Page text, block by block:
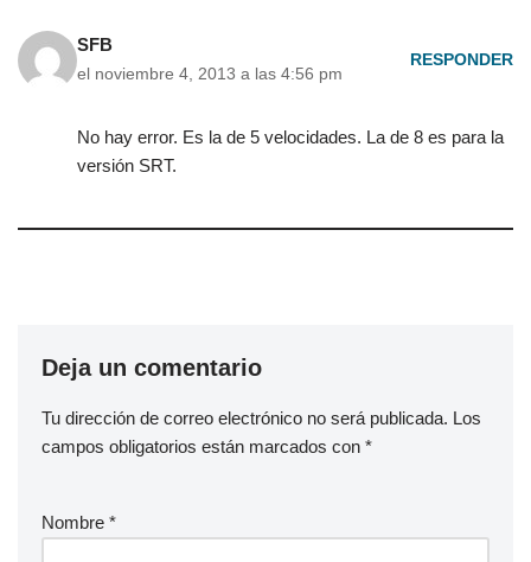
SFB
el noviembre 4, 2013 a las 4:56 pm
RESPONDER
No hay error. Es la de 5 velocidades. La de 8 es para la
versión SRT.
Deja un comentario
Tu dirección de correo electrónico no será publicada. Los
campos obligatorios están marcados con *
Nombre *